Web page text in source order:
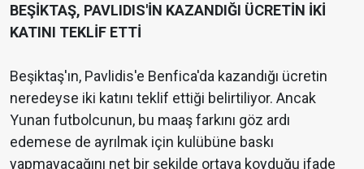
BEŞİKTAŞ, PAVLIDIS'İN KAZANDIĞI ÜCRETİN İKİ
KATINI TEKLİF ETTİ
Beşiktaş'ın, Pavlidis'e Benfica'da kazandığı ücretin
neredeyse iki katını teklif ettiği belirtiliyor. Ancak
Yunan futbolcunun, bu maaş farkını göz ardı
edemese de ayrılmak için kulübüne baskı
yapmayacağını net bir şekilde ortaya koyduğu ifade